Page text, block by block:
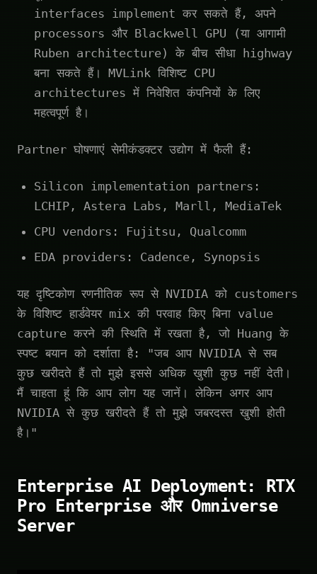
interfaces implement कर सकते हैं, अपने
processors और Blackwell GPU (या आगामी
Ruben architecture) के बीच सीधा highway
बना सकते हैं। MVLink विशिष्ट CPU
architectures में निवेशित कंपनियों के लिए
महत्वपूर्ण है।
Partner घोषणाएं सेमीकंडक्टर उद्योग में फैली हैं:
Silicon implementation partners:
LCHIP, Astera Labs, Marll, MediaTek
CPU vendors: Fujitsu, Qualcomm
EDA providers: Cadence, Synopsis
यह दृष्टिकोण रणनीतिक रूप से NVIDIA को customers
के विशिष्ट हार्डवेयर mix की परवाह किए बिना value
capture करने की स्थिति में रखता है, जो Huang के
स्पष्ट बयान को दर्शाता है: "जब आप NVIDIA से सब
कुछ खरीदते हैं तो मुझे इससे अधिक खुशी कुछ नहीं देती।
मैं चाहता हूं कि आप लोग यह जानें। लेकिन अगर आप
NVIDIA से कुछ खरीदते हैं तो मुझे जबरदस्त खुशी होती
है।"
Enterprise AI Deployment: RTX
Pro Enterprise और Omniverse
Server